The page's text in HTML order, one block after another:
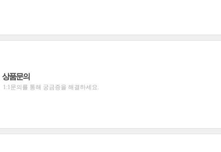
상품문의
1:1문의를 통해 궁금증을 해결하세요.